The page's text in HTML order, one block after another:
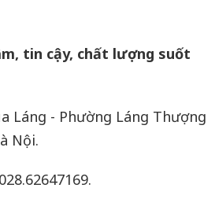
tin cậy, chất lượng suốt
Láng - Phường Láng Thượng
Nội.